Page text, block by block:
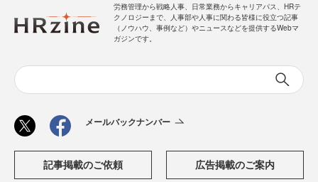
労務管理から戦略人事、日常業務からキャリアパス、HRテ
クノロジーまで、人事部や人事に関わる皆様に役立つ記事
（ノウハウ、事例など）やニュースなどを提供するWebマ
ガジンです。
メールバックナンバー
記事掲載のご依頼 広告掲載のご案内